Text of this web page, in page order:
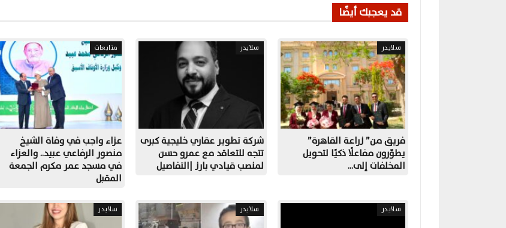
قد يعجبك أيضًا
سلايدر
فريق من” زراعة القاهرة”
يطوّرون مفاعلًا ذكيًا لتحويل
المخلفات إلى…
سلايدر
شركة تطوير عقاري خليجية كبرى
تتجه للتعاقد مع عمرو حسن
لمنصب قيادي بارز |التفاصيل
متابعات
عزاء واجب في وفاة الشيخ
منصور الرفاعي عبيد.. والعزاء
في مسجد عمر مكرم الجمعة
المقبل
سلايدر سلايدر سلايدر